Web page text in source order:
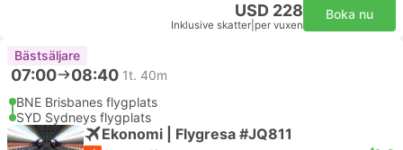
USD 228
Inklusive skatter per vuxen
Boka nu
Bästsäljare
07:00 08:40 1t. 40m
BNE Brisbanes flygplats
SYD Sydneys flygplats
Ekonomi | Flygresa #JQ811